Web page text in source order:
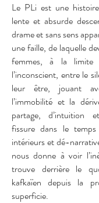
Le PLi est une
lente et absurde
drame et sans sens
une faille, de laquelle
femmes, à la
l’inconscient, entre le
leur être, jouant
l’immobilité et la
partage, d’intuition
fissure dans le
intérieurs et dé-
nous donne à voir
trouve derrière le
kafkaïen depuis la
superficie.